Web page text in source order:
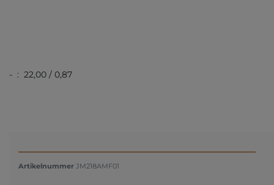
- : 22,00 / 0,87
Artikelnummer JM218AMF01